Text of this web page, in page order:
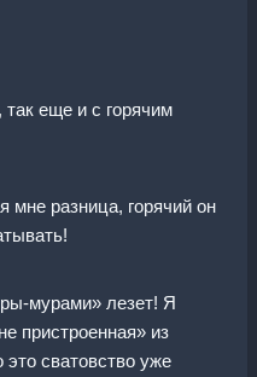
еще и с горячим
разница, горячий он
мурами» лезет! Я
пристроенная» из
сватовство уже